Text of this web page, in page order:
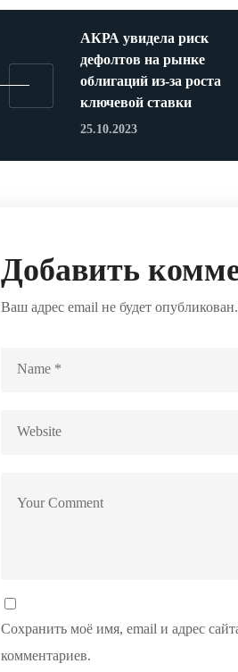
АКРА увидела риск
дефолтов на рынке
облигаций из-за роста
ключевой ставки
25.10.2023
Добавить
Ваш адрес email не будет опубликован.
Сохранить моё имя, email и адрес
комментариев.